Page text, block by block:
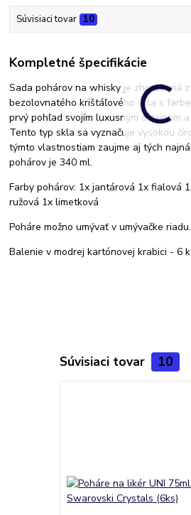
Súvisiaci tovar 10
Kompletné špecifikácie
Sada pohárov na whisky je zhotovená
bezolovnatého krištáľového skla s
prvý pohľad svojím luxusným dizajnom
Tento typ skla sa vyznačuje vysokou
týmto vlastnostiam zaujme aj tých
pohárov je 340 ml.
Farby pohárov: 1x jantárová 1x fialová
ružová 1x limetková
Poháre možno umývať v umývačke riadu.
Balenie v modrej kartónovej krabici - 6
Súvisiaci tovar 10